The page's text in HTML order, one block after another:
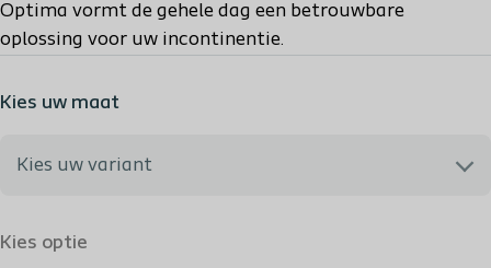
Optima vormt de gehele dag een betrouwbare
oplossing voor uw incontinentie.
Kies uw maat
Kies uw variant
Ik weet het niet, bel mij terug
Kies optie